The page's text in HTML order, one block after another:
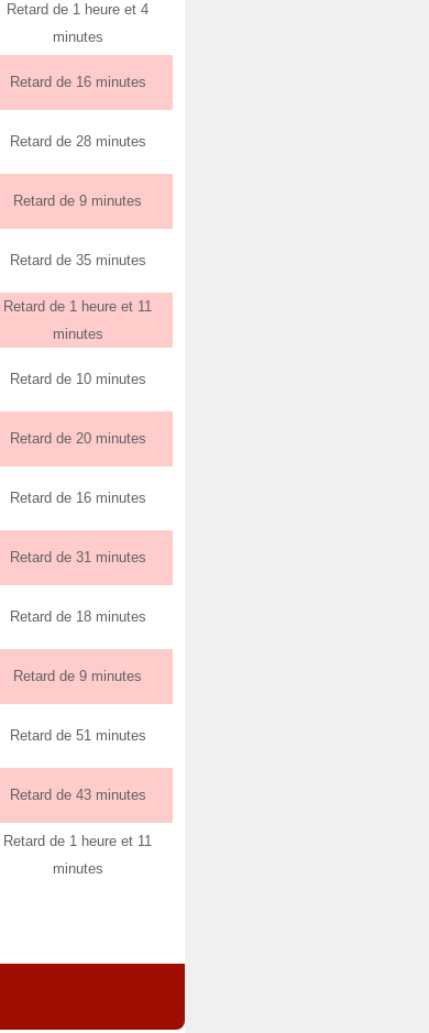
Retard de 1 heure et 4
minutes
Retard de 16 minutes
Retard de 28 minutes
Retard de 9 minutes
Retard de 35 minutes
Retard de 1 heure et 11
minutes
Retard de 10 minutes
Retard de 20 minutes
Retard de 16 minutes
Retard de 31 minutes
Retard de 18 minutes
Retard de 9 minutes
Retard de 51 minutes
Retard de 43 minutes
Retard de 1 heure et 11
minutes